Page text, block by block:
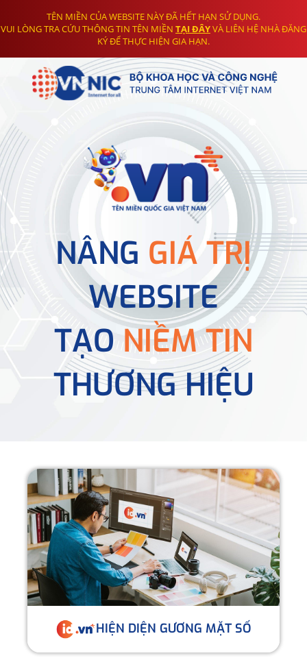
TÊN MIỀN CỦA WEBSITE NÀY ĐÃ HẾT HẠN SỬ DỤNG.
VUI LÒNG TRA CỨU THÔNG TIN TÊN MIỀN TẠI ĐÂYVÀ LIÊN HỆ NHÀ ĐĂNG
KÝ ĐỂ THỰC HIỆN GIA HẠN.
NÂNG GIÁ TRỊ
WEBSITE
TẠONIỀM TIN
THƯƠNG HIỆU
HIỆN DIỆN GƯƠNG MẶT SỐ